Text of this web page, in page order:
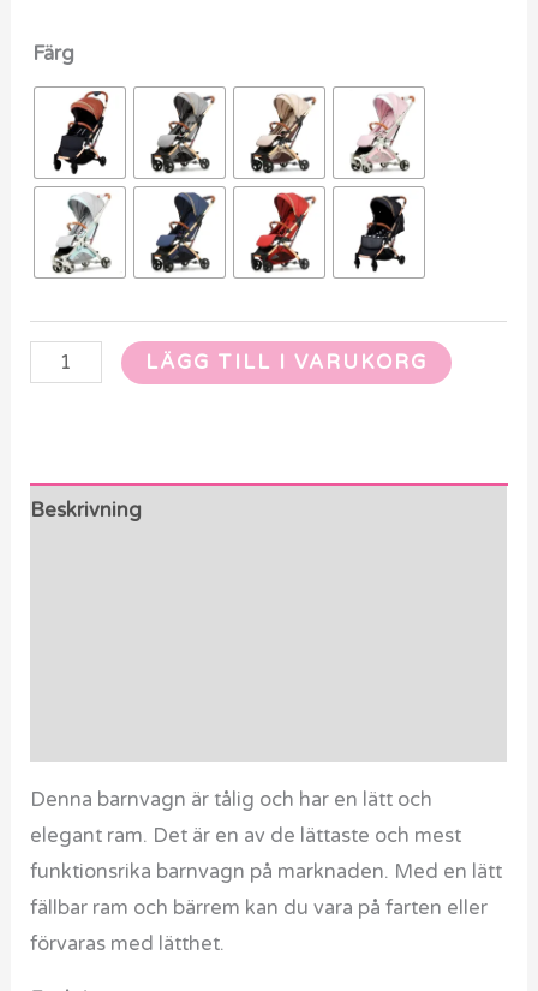
Färg
LÄGG TILL I VARUKORG
Beskrivning
Denna barnvagn är tålig och har en lätt och
elegant ram. Det är en av de lättaste och mest
funktionsrika barnvagn på marknaden. Med en lätt
fällbar ram och bärrem kan du vara på farten eller
förvaras med lätthet.